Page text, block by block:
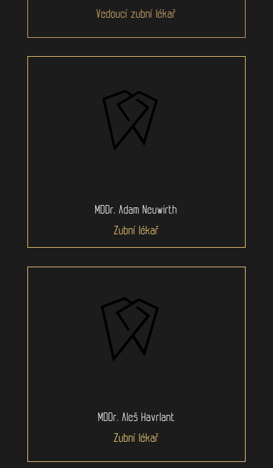
Vedoucí zubní lékař
MDDr. Adam Neuwirth
Zubní lékař
MDDr. Aleš Havrlant
Zubní lékař